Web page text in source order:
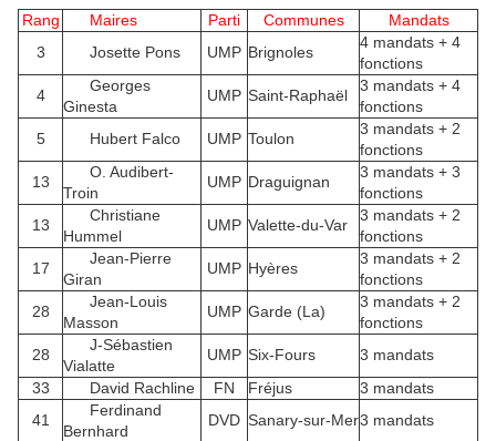
Rang Maires Parti Communes
Mandats
3
Josette Pons UMP Brignoles
4 mandats + 4
fonctions
4
Georges
Ginesta
UMP Saint-Raphaël
3 mandats + 4
fonctions
5
Hubert Falco UMP Toulon
3 mandats + 2
fonctions
13
O. Audibert-
Troin
UMP Draguignan
3 mandats + 3
fonctions
13
Christiane
Hummel
UMP Valette-du-Var
3 mandats + 2
fonctions
17
Jean-Pierre
Giran
UMP Hyères
3 mandats + 2
fonctions
28
Jean-Louis
Masson
UMP Garde (La)
3 mandats + 2
fonctions
28
J-Sébastien
Vialatte
UMP Six-Fours
3 mandats
33
David Rachline FN Fréjus
3 mandats
41
Ferdinand
Bernhard
DVD Sanary-sur-Mer3 mandats